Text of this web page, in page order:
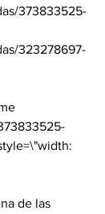
373833525-
323278697-
de las